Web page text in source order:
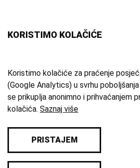
građe:
vrijeme
izrade:
1965. g.
zbirka: Umjetnička zbirka
© 2026 Samoborski muzej
KORISTIMO KOLAČIĆE
Koristimo kolačiće za praćenje
(Google Analytics) u svrhu
se prikuplja anonimno i prihvaćanjem
kolačića. Saznaj više
PRISTAJEM